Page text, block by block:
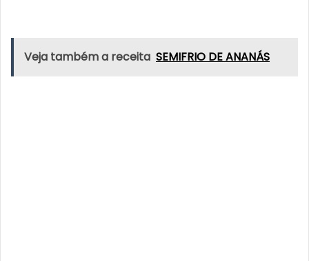
Veja também a receita SEMIFRIO DE ANANÁS